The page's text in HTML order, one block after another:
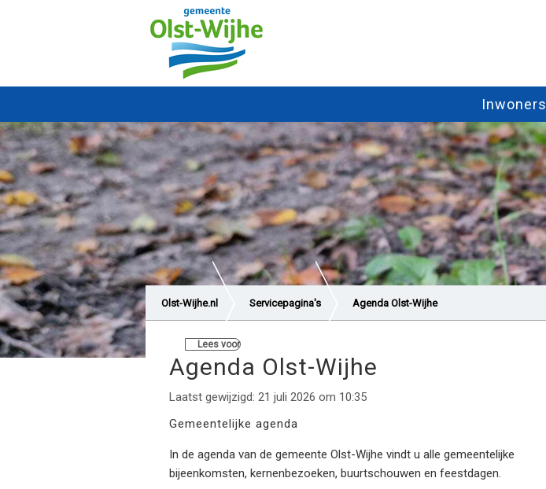
Inwoners
Olst-Wijhe.nl Servicepagina's Agenda Olst-Wijhe
Lees voor
Agenda Olst-Wijhe
Laatst gewijzigd: 21 juli 2026 om 10:35
Gemeentelijke agenda
In de agenda van de gemeente Olst-Wijhe vindt u alle gemeentelijke
bijeenkomsten, kernenbezoeken, buurtschouwen en feestdagen.